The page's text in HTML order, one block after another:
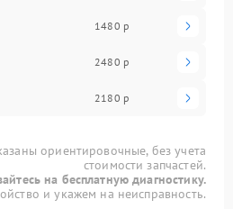
1480 р
2480 р
2180 р
ориентировочные, без учета
стоимости запчастей.
на бесплатную диагностику.
и укажем на неисправность.